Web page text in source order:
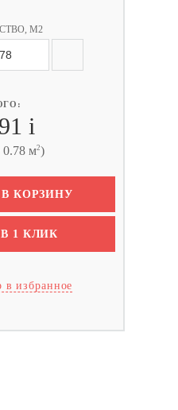
М2
i
0.78 м2)
КОРЗИНУ
1 КЛИК
в избранное